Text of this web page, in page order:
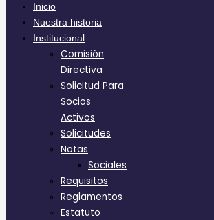
Inicio
Nuestra historia
Institucional
Comisión
Directiva
Solicitud Para
Socios
Activos
Solicitudes
Notas
Sociales
Requisitos
Reglamentos
Estatuto